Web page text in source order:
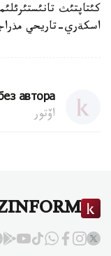
كئتاپتئث
اسكةري-تاريحي
автора
اۆتور